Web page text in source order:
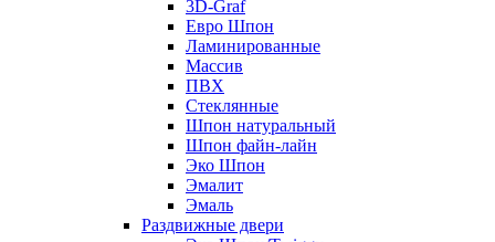
3D-Graf
Евро Шпон
Ламинированные
Массив
ПВХ
Стеклянные
Шпон натуральный
Шпон файн-лайн
Эко Шпон
Эмалит
Эмаль
Раздвижные двери